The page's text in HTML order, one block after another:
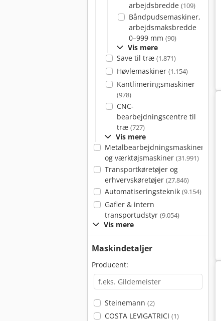
arbejdsbredde (109)
Båndpudsemaskiner,
arbejdsmaksbredde
0–999 mm (90)
Vis mere
Save til træ (1.871)
Høvlemaskiner (1.154)
Kantlimeringsmaskiner
(978)
CNC-
bearbejdningscentre til
træ (727)
Vis mere
Metalbearbejdningsmaskiner
og værktøjsmaskiner (31.991)
Transportkøretøjer og
erhvervskøretøjer (27.846)
Automatiseringsteknik (9.154)
Gafler & intern
transportudstyr (9.054)
Vis mere
Maskindetaljer
Producent:
Steinemann (2)
COSTA LEVIGATRICI (1)